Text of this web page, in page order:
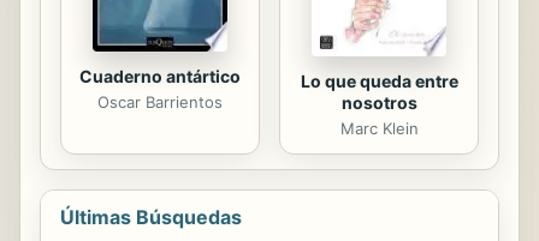
Cuaderno antártico
Oscar Barrientos
Lo que queda entre
nosotros
Marc Klein
Últimas Búsquedas